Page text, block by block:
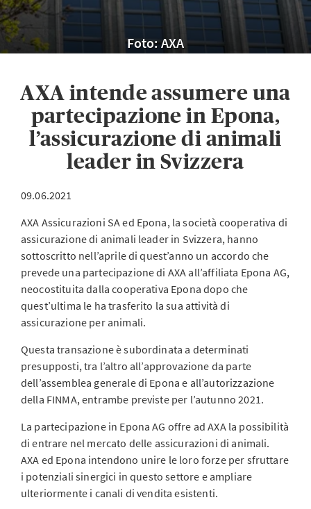
Foto: AXA
AXA intende assumere una
partecipazione in Epona,
l’assicurazione di animali
leader in Svizzera
09.06.2021
AXA Assicurazioni SA ed Epona, la società cooperativa di
assicurazione di animali leader in Svizzera, hanno
sottoscritto nell’aprile di quest’anno un accordo che
prevede una partecipazione di AXA all’affiliata Epona AG,
neocostituita dalla cooperativa Epona dopo che
quest’ultima le ha trasferito la sua attività di
assicurazione per animali.
Questa transazione è subordinata a determinati
presupposti, tra l’altro all’approvazione da parte
dell’assemblea generale di Epona e all’autorizzazione
della FINMA, entrambe previste per l’autunno 2021.
La partecipazione in Epona AG offre ad AXA la possibilità
di entrare nel mercato delle assicurazioni di animali.
AXA ed Epona intendono unire le loro forze per sfruttare
i potenziali sinergici in questo settore e ampliare
ulteriormente i canali di vendita esistenti.